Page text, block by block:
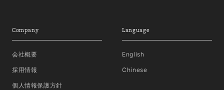
Company
会社概要
採用情報
個人情報保護方針
Language
English
Chinese